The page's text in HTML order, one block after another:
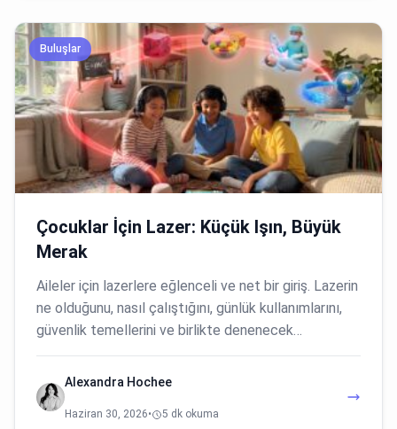
Buluşlar
Çocuklar İçin Lazer: Küçük Işın, Büyük
Merak
Aileler için lazerlere eğlenceli ve net bir giriş. Lazerin
ne olduğunu, nasıl çalıştığını, günlük kullanımlarını,
güvenlik temellerini ve birlikte denenecek…
Alexandra Hochee
Haziran 30, 2026• 5 dk okuma